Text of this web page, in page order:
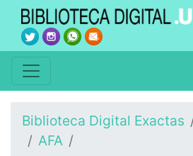
Biblioteca Digital Exactas
AFA